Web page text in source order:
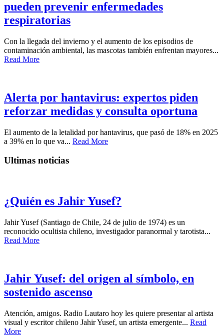
pueden prevenir enfermedades
respiratorias
Con la llegada del invierno y el aumento de los episodios de
contaminación ambiental, las mascotas también enfrentan mayores...
Read More
Alerta por hantavirus: expertos piden
reforzar medidas y consulta oportuna
El aumento de la letalidad por hantavirus, que pasó de 18% en 2025
a 39% en lo que va... Read More
Ultimas noticias
¿Quién es Jahir Yusef?
Jahir Yusef (Santiago de Chile, 24 de julio de 1974) es un
reconocido ocultista chileno, investigador paranormal y tarotista...
Read More
Jahir Yusef: del origen al símbolo, en
sostenido ascenso
Atención, amigos. Radio Lautaro hoy les quiere presentar al artista
visual y escritor chileno Jahir Yusef, un artista emergente... Read
More